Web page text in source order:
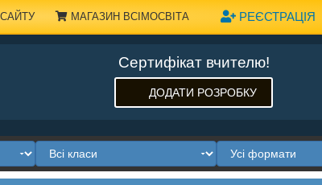
РЕЄСТРАЦІЯ
МАГАЗИН ВСІМОСВІТА
Сертифікат вчителю!
ДОДАТИ РОЗРОБКУ